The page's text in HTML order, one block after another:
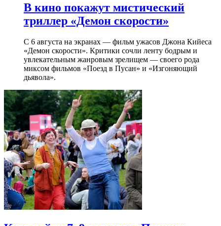
В кино покажут мистический
триллер «Демон скорости»
С 6 августа на экранах — фильм ужасов Джона Кийеса
«Демон скорости». Критики сочли ленту бодрым и
увлекательным жанровым зрелищeм — своего рода
миксом фильмов «Поезд в Пусан» и «Изгоняющий
дьявола».